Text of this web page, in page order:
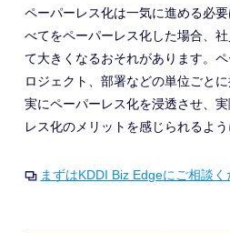
ペーパーレス化は一気に進める必
べてをペーパーレス化した場合、
て大きくなるおそれがあります。
ロジェクト、部署などの単位ごと
実にペーパーレス化を浸透させ、
レス化のメリットを感じられるよう
まずはKDDI Biz Edgeにご相談く